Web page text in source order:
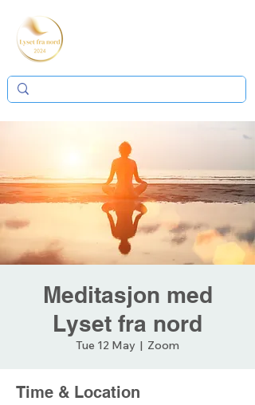
Meditasjon med
Lyset fra nord
Tue 12 May
  |
Zoom
Time & Location